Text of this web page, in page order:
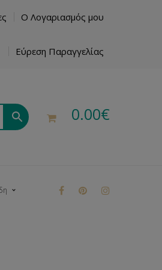
Ο Λογαριασμός μου
Εύρεση Παραγγελίας
0.00€